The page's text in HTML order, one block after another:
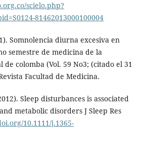
scielo.php?
81462013000100004
Somnolencia diurna excesiva en
semestre de medicina de la
de colomba (Vol. 59 No3; (citado el 31
Facultad de Medicina.
Sleep disturbances is associated
metabolic disorders J Sleep Res
10.1111/j.1365-